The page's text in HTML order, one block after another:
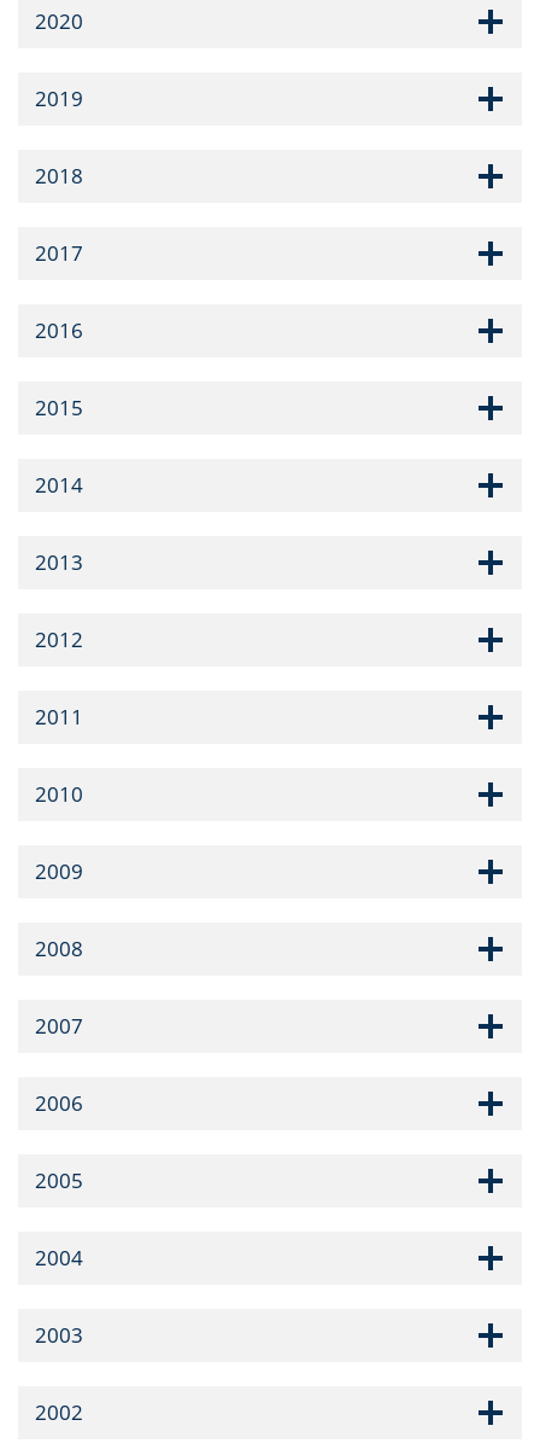
2020
2019
2018
2017
2016
2015
2014
2013
2012
2011
2010
2009
2008
2007
2006
2005
2004
2003
2002